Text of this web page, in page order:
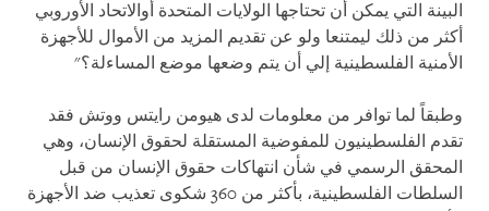
البينة التي يمكن أن تحتاجها الولايات المتحدة أوالاتحاد الأوروبي
أكثر من ذلك ليمتنعا ولو عن تقديم المزيد من الأموال للأجهزة
الأمنية الفلسطينية إلي أن يتم وضعها موضع المساءلة؟"
وطبقاً لما توافر من معلومات لدى هيومن رايتس ووتش فقد
تقدم الفلسطينيون للمفوضية المستقلة لحقوق الإنسان، وهي
المحقق الرسمي في شأن انتهاكات حقوق الإنسان من قبل
السلطات الفلسطينية، بأكثر من 360 شكوى تعذيب ضد الأجهزة